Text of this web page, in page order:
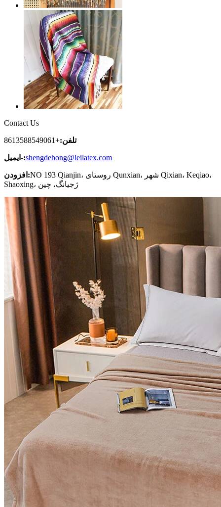
Contact Us
تلفن:+8613588549061
ایمیل-:shengdehong@leilatex.com
افزودن:NO 193 Qianjin، روستای Qunxian، شهر Qixian، Keqiao،
Shaoxing، ژجیانگ، چین